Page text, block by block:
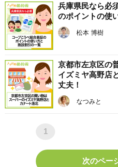
兵庫県民なら必
のポイントの使
松本 博樹
京都市左京区の
イズミヤ高野店
丈夫！
なつみと
1
次のペー